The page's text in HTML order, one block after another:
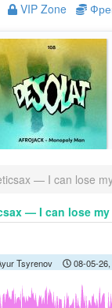
VIP Zone
— I can lose
— I can lose
Tsyrenov 08-05-26,